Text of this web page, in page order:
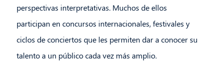
perspectivas interpretativas. Muchos de ellos
participan en concursos internacionales, festivales y
ciclos de conciertos que les permiten dar a conocer su
talento a un público cada vez más amplio.